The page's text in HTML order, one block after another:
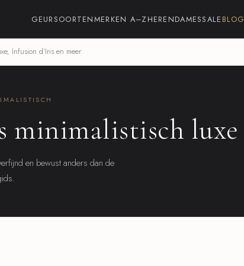
GEURSOORTENMERKEN A–Z HERENDAMESSALE BLOG
Infusion d'Iris en meer
minimalistisch luxe
en bewust anders dan de